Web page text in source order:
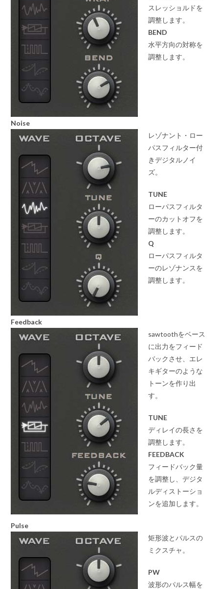
スレッショルドを
調整します。
BEND
水平方向の対称を
調整します。
Noise
レゾナント・ロー
パスフィルター付
きデジタルノイ
ズ。
TUNE
ローパスフィルタ
ーのカットオフを
調整します。
Q
ローパスフィルタ
ーのレゾナンスを
調整します。
Feedback
sawtoothをベース
に出力をフィード
バックさせ、エレ
キギターのような
トーンを作り出
す。
TUNE
ディレイの長さを
調整します。
FEEDBACK
フィードバック量
を調整し、デジタ
ルディストーショ
ンを追加します。
Pulse
矩形波とパルスの
ミクスチャ。
PW
波形のパルス幅を